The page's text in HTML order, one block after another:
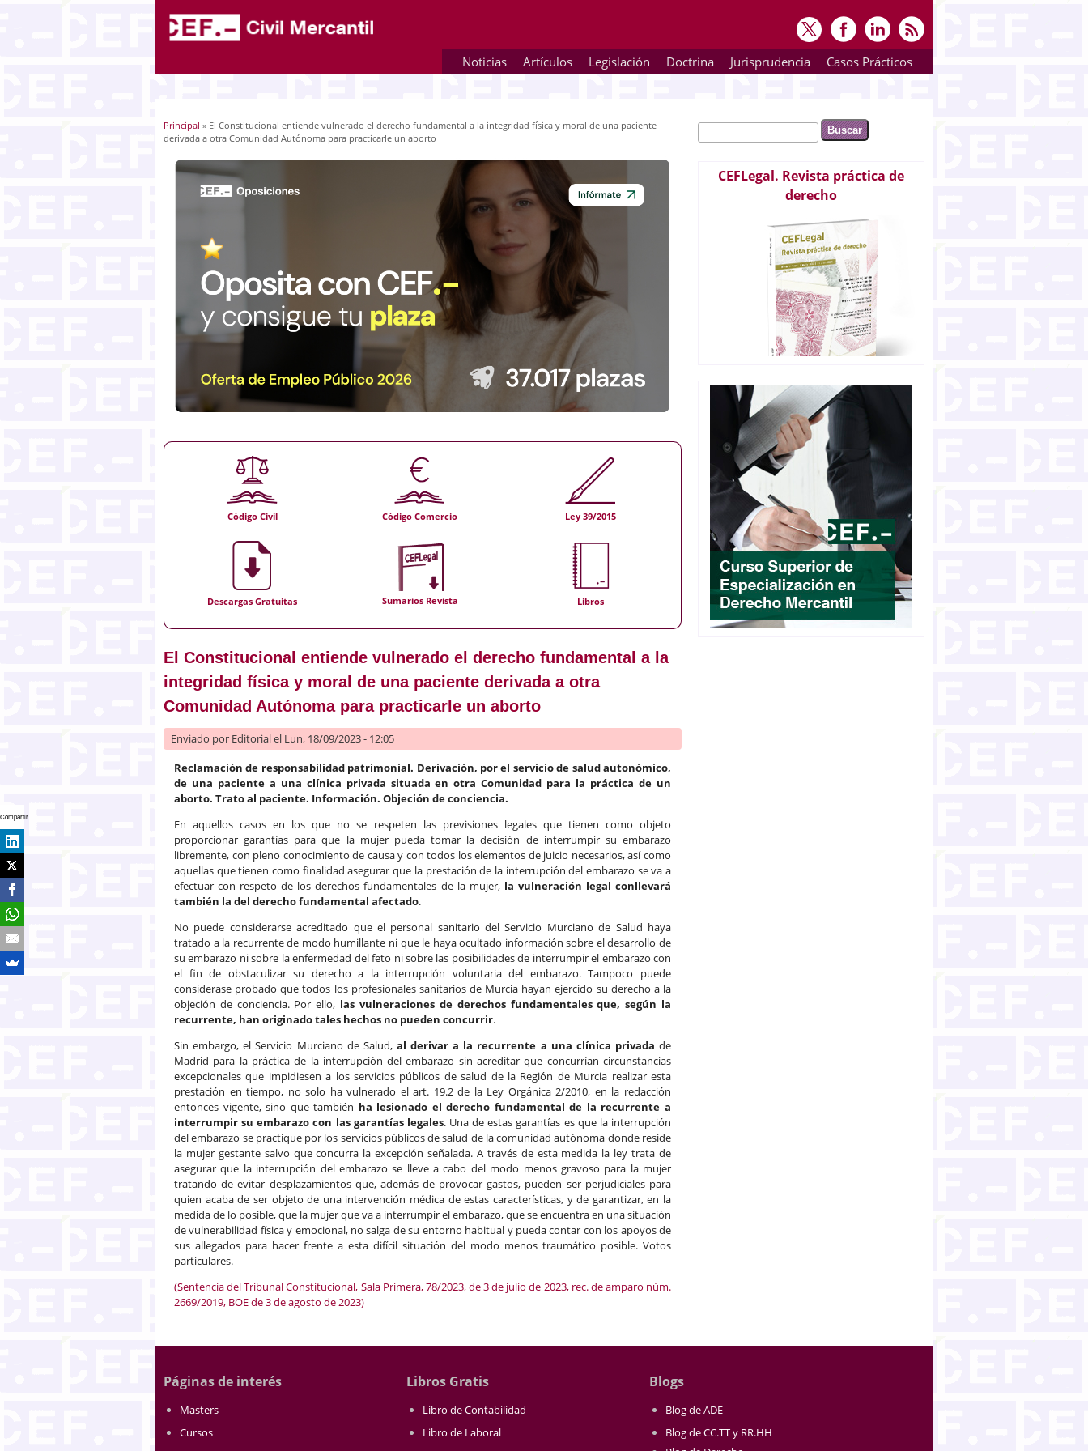
Noticias Artículos Legislación Doctrina Jurisprudencia Casos Prácticos
Usted está aquí
Principal » El Constitucional entiende vulnerado el derecho fundamental a la integridad física y moral de una paciente
derivada a otra Comunidad Autónoma para practicarle un aborto
Código Civil Código Comercio Ley 39/2015
Descargas Gratuitas Sumarios Revista Libros
El Constitucional entiende vulnerado el derecho fundamental a la
integridad física y moral de una paciente derivada a otra
Comunidad Autónoma para practicarle un aborto
Enviado por Editorialel Lun, 18/09/2023 - 12:05
Reclamación de responsabilidad patrimonial. Derivación, por el servicio de salud autonómico,
de una paciente a una clínica privada situada en otra Comunidad para la práctica de un
aborto. Trato al paciente. Información. Objeción de conciencia.
En aquellos casos en los que no se respeten las previsiones legales que tienen como objeto
proporcionar garantías para que la mujer pueda tomar la decisión de interrumpir su embarazo
libremente, con pleno conocimiento de causa y con todos los elementos de juicio necesarios, así como
aquellas que tienen como finalidad asegurar que la prestación de la interrupción del embarazo se va a
efectuar con respeto de los derechos fundamentales de la mujer, la vulneración legal conllevará
también la del derecho fundamental afectado.
No puede considerarse acreditado que el personal sanitario del Servicio Murciano de Salud haya
tratado a la recurrente de modo humillante ni que le haya ocultado información sobre el desarrollo de
su embarazo ni sobre la enfermedad del feto ni sobre las posibilidades de interrumpir el embarazo con
el fin de obstaculizar su derecho a la interrupción voluntaria del embarazo. Tampoco puede
considerase probado que todos los profesionales sanitarios de Murcia hayan ejercido su derecho a la
objeción de conciencia. Por ello, las vulneraciones de derechos fundamentales que, según la
recurrente, han originado tales hechos no pueden concurrir.
Sin embargo, el Servicio Murciano de Salud, al derivar a la recurrente a una clínica privada de
Madrid para la práctica de la interrupción del embarazo sin acreditar que concurrían circunstancias
excepcionales que impidiesen a los servicios públicos de salud de la Región de Murcia realizar esta
prestación en tiempo, no solo ha vulnerado el art. 19.2 de la Ley Orgánica 2/2010, en la redacción
entonces vigente, sino que también ha lesionado el derecho fundamental de la recurrente a
interrumpir su embarazo con las garantías legales. Una de estas garantías es que la interrupción
del embarazo se practique por los servicios públicos de salud de la comunidad autónoma donde reside
la mujer gestante salvo que concurra la excepción señalada. A través de esta medida la ley trata de
asegurar que la interrupción del embarazo se lleve a cabo del modo menos gravoso para la mujer
tratando de evitar desplazamientos que, además de provocar gastos, pueden ser perjudiciales para
quien acaba de ser objeto de una intervención médica de estas características, y de garantizar, en la
medida de lo posible, que la mujer que va a interrumpir el embarazo, que se encuentra en una situación
de vulnerabilidad física y emocional, no salga de su entorno habitual y pueda contar con los apoyos de
sus allegados para hacer frente a esta difícil situación del modo menos traumático posible. Votos
particulares.
(Sentencia del Tribunal Constitucional, Sala Primera, 78/2023, de 3 de julio de 2023, rec. de amparo núm.
2669/2019, BOE de 3 de agosto de 2023)
Formulario de búsqueda
Buscar
CEFLegal. Revista práctica de
derecho
Páginas de interés
Masters
Cursos
Libros Gratis
Libro de Contabilidad
Libro de Laboral
Blogs
Blog de ADE
Blog de CC.TT y RR.HH
Compartir